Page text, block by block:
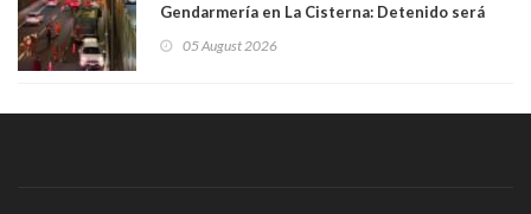
Gendarmería en La Cisterna: Detenido será
05 August 2026